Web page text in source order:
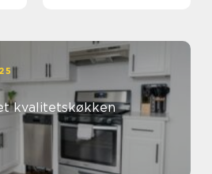
kvalitetskøkken